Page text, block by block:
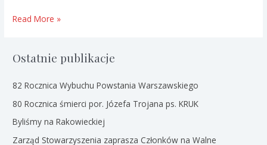
Powstańcom
i
Read More »
Ostatnie publikacje
82 Rocznica Wybuchu Powstania Warszawskiego
80 Rocznica śmierci por. Józefa Trojana ps. KRUK
Byliśmy na Rakowieckiej
Zarząd Stowarzyszenia zaprasza Członków na Walne